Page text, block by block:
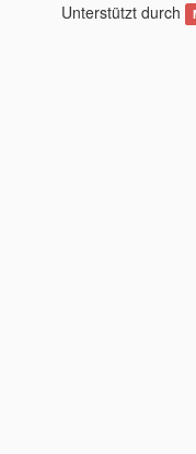
Unterstützt durch